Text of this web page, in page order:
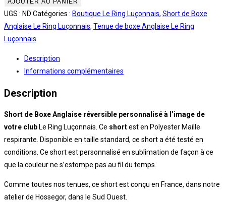
Short
de
Boxe
réversible
personnalisé
|
Ring
Luçonnais
AJOUTER AU PANIER
UGS : ND Catégories : Boutique Le Ring Luçonnais, Short de Boxe
Anglaise Le Ring Luçonnais, Tenue de boxe Anglaise Le Ring
Luçonnais
Description
Informations complémentaires
Description
Short de Boxe Anglaise réversible personnalisé à l’image de
votre club Le Ring Luçonnais. Ce shortest en Polyester Maille
respirante. Disponible en taille standard, ce short a été testé en
conditions. Ce short est personnalisé en sublimation de façon à ce
que la couleur ne s’estompe pas au fil du temps.
Comme toutes nos tenues, ce short est conçu en France, dans notre
atelier de Hossegor, dans le Sud Ouest.